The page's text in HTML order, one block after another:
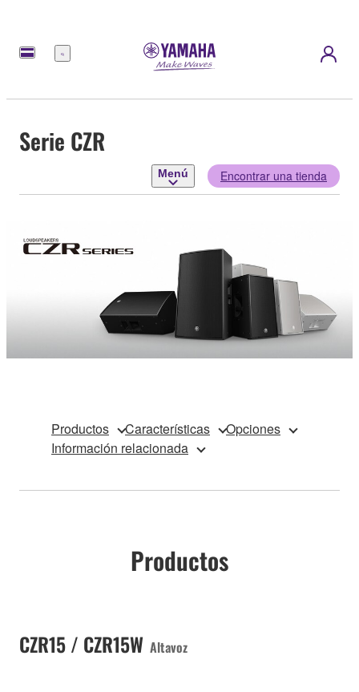
Menú
Serie CZR
Menú Encontrar una tienda
Productos Características
Opciones
Información relacionada
Productos
CZR15 / CZR15W Altavoz